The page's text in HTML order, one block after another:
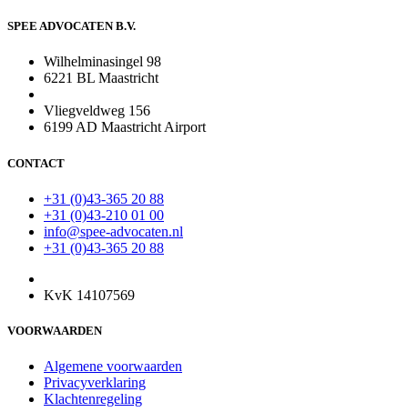
SPEE ADVOCATEN B.V.
Wilhelminasingel 98
6221 BL Maastricht
Vliegveldweg 156
6199 AD Maastricht Airport
CONTACT
+31 (0)43-365 20 88
+31 (0)43-210 01 00
info@spee-advocaten.nl
+31 (0)43-365 20 88
KvK 14107569
VOORWAARDEN
Algemene voorwaarden
Privacyverklaring
Klachtenregeling